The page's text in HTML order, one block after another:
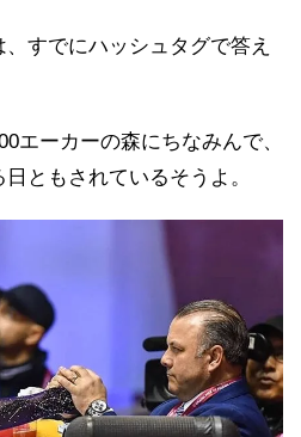
すでにハッシュタグで答え
エーカーの森にちなみんで、
ともされているそうよ。